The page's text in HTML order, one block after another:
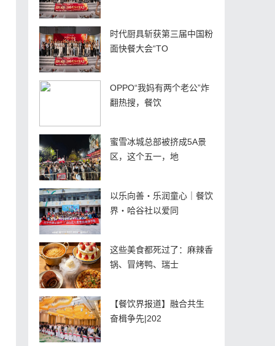
时代厨具斩获第三届中国粉
面快餐大会“TO
OPPO“我妈有两个老公”炸
翻热搜，餐饮
蜜雪冰城总部被挤成5A景
区，这个五一，地
以乐向善・乐润童心｜餐饮
界・哈谷社以爱同
这些美食都死过了：麻辣香
锅、冒烤鸭、瑞士
【餐饮界报道】融合共生
奋楫争先|202